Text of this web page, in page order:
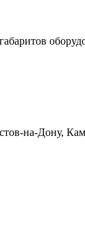
на-Дону,